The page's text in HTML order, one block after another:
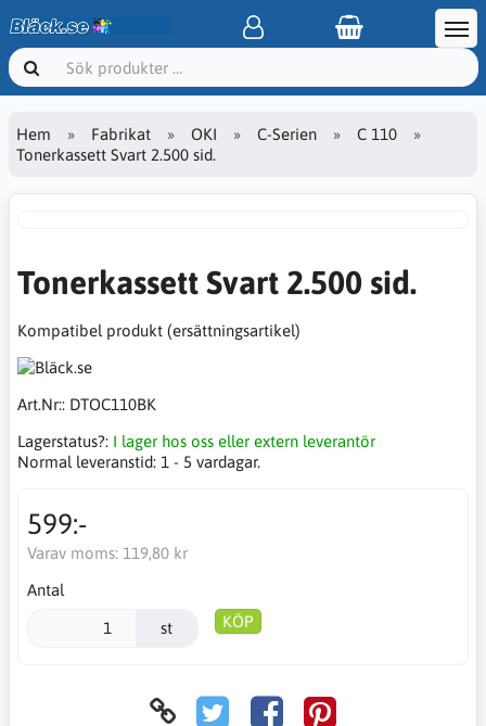
Hem Fabrikat OKI C-Serien
C 110
Tonerkassett Svart 2.500 sid.
Tonerkassett Svart 2.500 sid.
Kompatibel produkt (ersättningsartikel)
Art.Nr:: DTOC110BK
Lagerstatus?: I lager hos oss eller extern leverantör
Normal leveranstid: 1 - 5 vardagar.
599:-
Varav moms: 119,80 kr
Antal
st KÖP